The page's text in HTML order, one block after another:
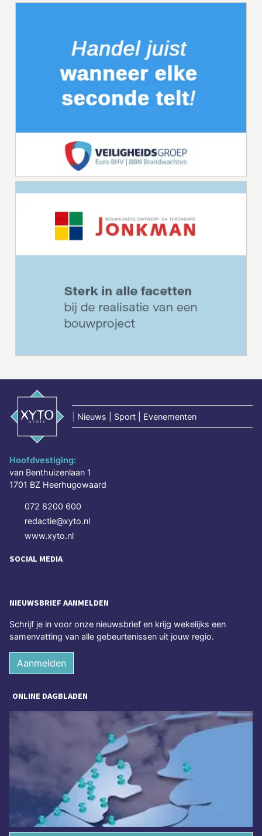
Nieuws | Sport | Evenementen
Hoofdvestiging:
van Benthuizenlaan 1
1701 BZ Heerhugowaard
072 8200 600
redactie@xyto.nl
www.xyto.nl
SOCIAL MEDIA
NIEUWSBRIEF AANMELDEN
Schrijf je in voor onze nieuwsbrief en krijg wekelijks een
samenvatting van alle gebeurtenissen uit jouw regio.
Aanmelden
ONLINE DAGBLADEN